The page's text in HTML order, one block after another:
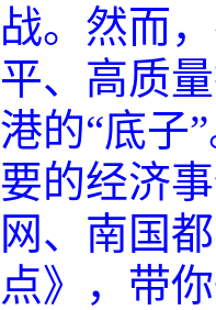
战。然而
平、高质
港的“底子
要的经济
网、南国
点》，带